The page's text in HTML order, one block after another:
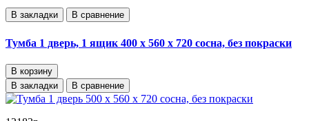
В закладки В сравнение
Тумба 1 дверь, 1 ящик 400 х 560 х 720 сосна, без покраски
В корзину
В закладки
В сравнение